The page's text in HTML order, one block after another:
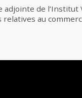
de l’Institut
relatives au